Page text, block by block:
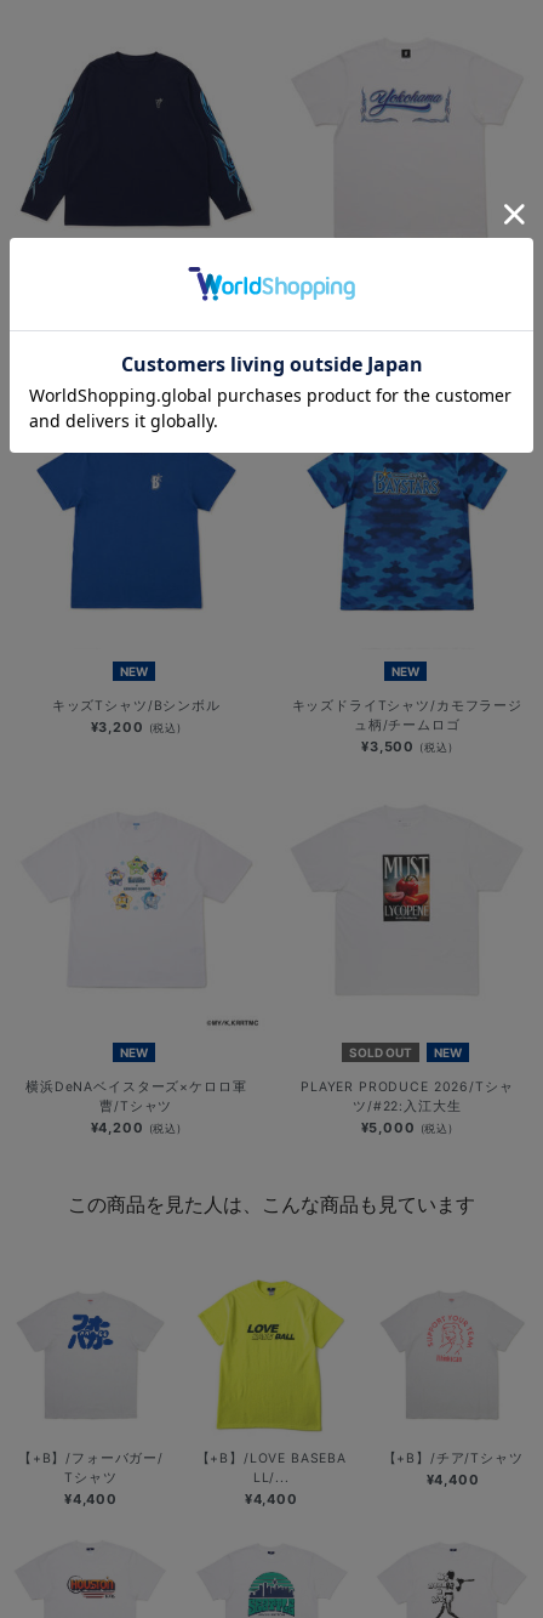
¥6,701(税込) ¥5,000(税込)
NEW
キッズTシャツ/Bシンボル
¥3,200 (税込)
NEW
キッズドライTシャツ/カモフラージ
ュ柄/チームロゴ
¥3,500 (税込)
NEW
横浜DeNAベイスターズ×ケロロ軍
曹/Tシャツ
¥4,200 (税込)
SOLD OUT NEW
PLAYER PRODUCE 2026/Tシャ
ツ/#22:入江大生
¥5,000 (税込)
この商品を見た人は、こんな商品も見ています
【+B】/フォーバガー/
Tシャツ
¥4,400
【+B】/LOVE BASEBA
LL/...
¥4,400
【+B】/チア/Tシャツ
¥4,400